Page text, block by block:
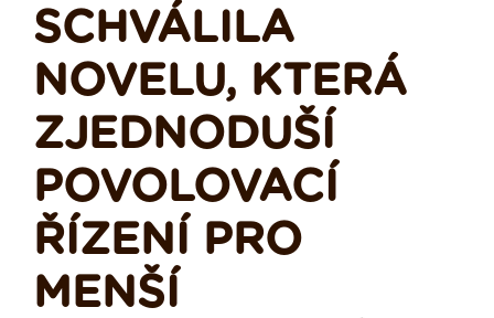
SCHVÁLILA
NOVELU, KTERÁ
ZJEDNODUŠÍ
POVOLOVACÍ
ŘÍZENÍ PRO
MENŠÍ